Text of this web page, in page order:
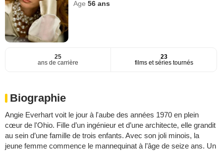
Age56 ans
25
ans de carrière
23
films et séries tournés
Biographie
Angie Everhart voit le jour à l'aube des années 1970 en plein
cœur de l'Ohio. Fille d’un ingénieur et d’une architecte, elle grandit
au sein d’une famille de trois enfants. Avec son joli minois, la
jeune femme commence le mannequinat à l’âge de seize ans. Un